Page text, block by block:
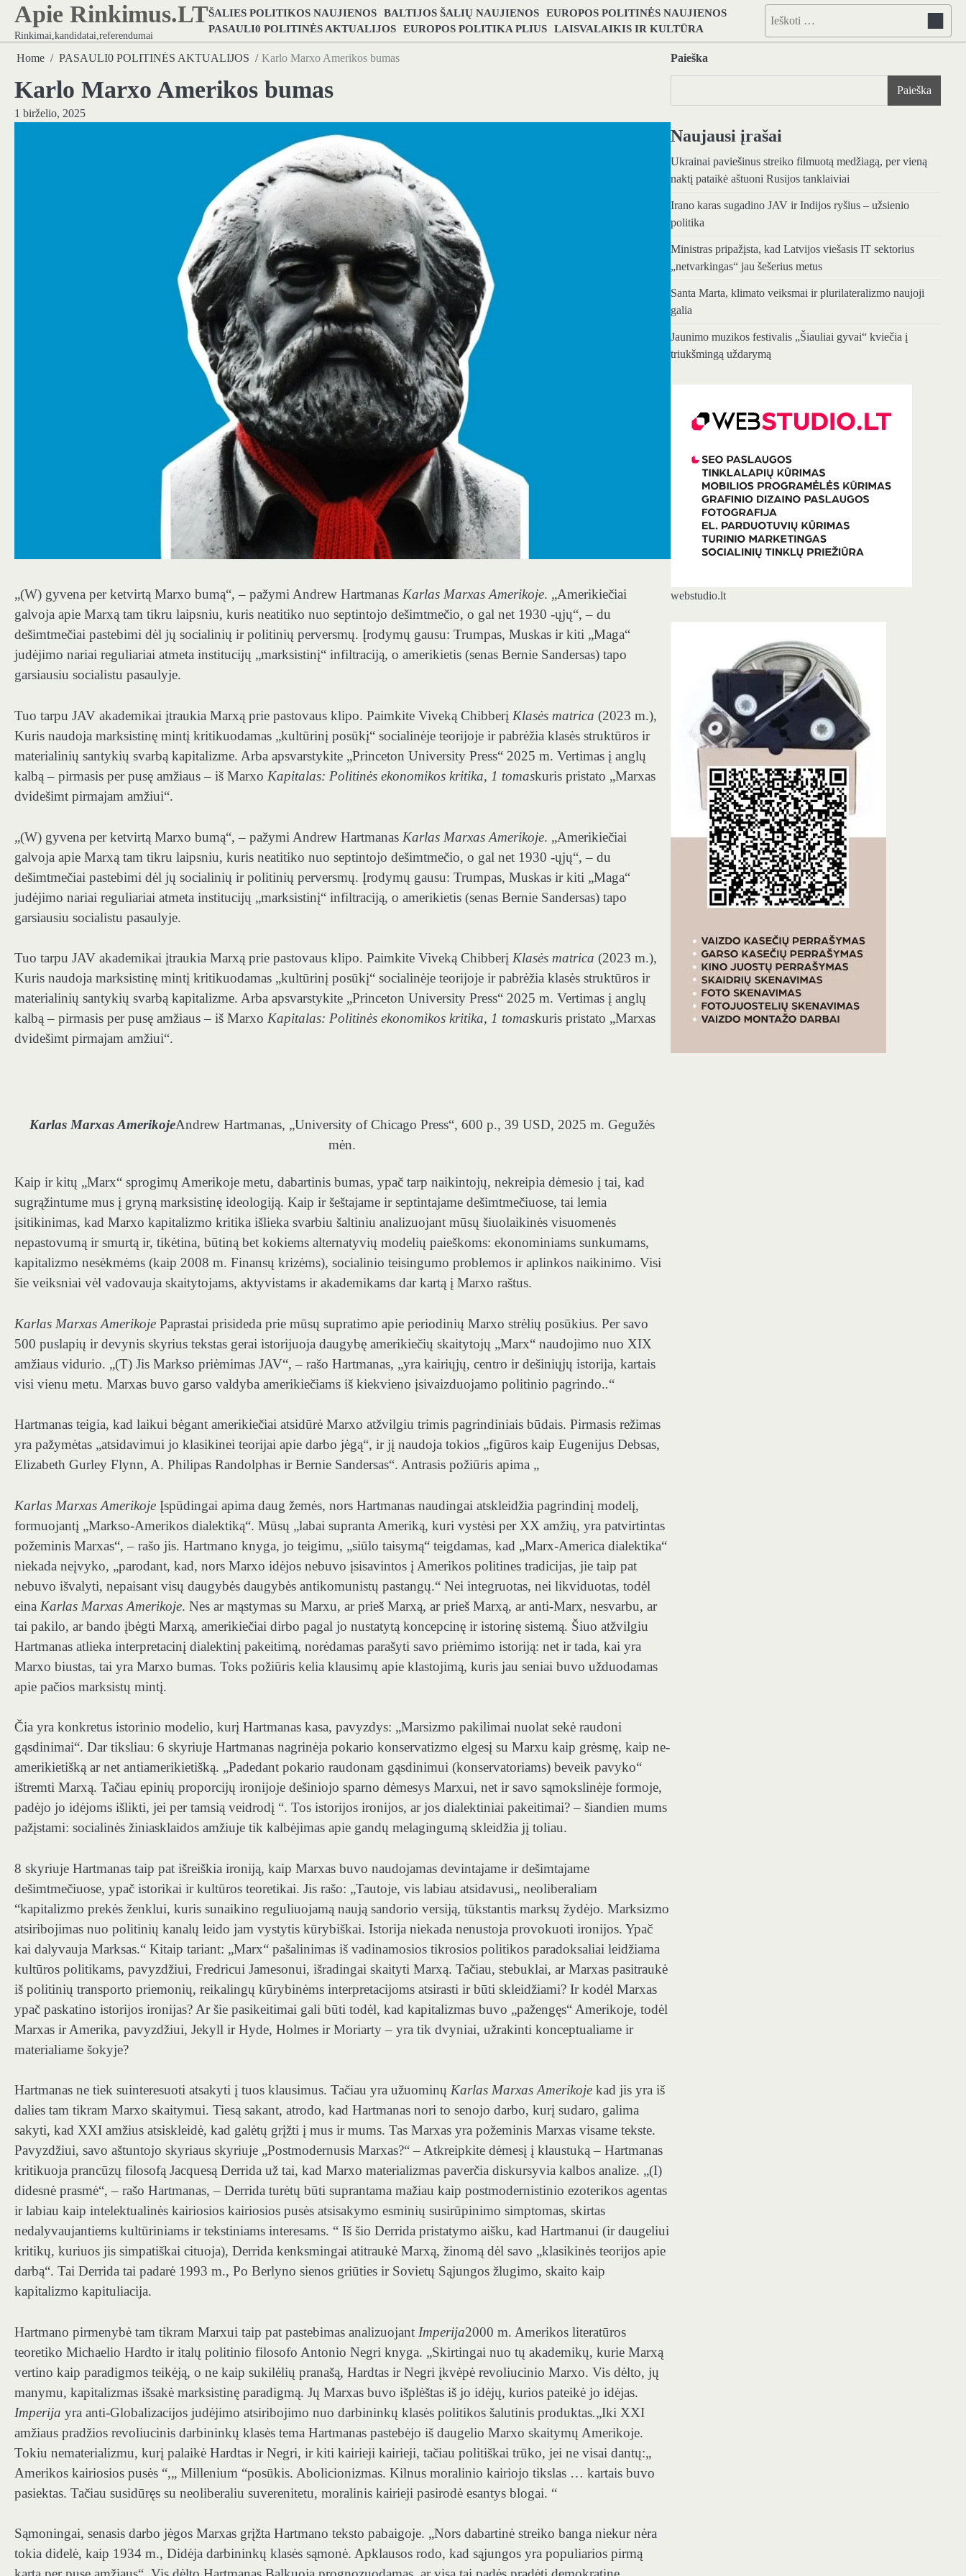
Skip
content
Apie Rinkimus.LT
Rinkimai,kandidatai,referendumai
ŠALIES POLITIKOS NAUJIENOS BALTIJOS ŠALIŲ NAUJIENOS EUROPOS POLITINĖS NAUJIENOS
PASAULI0 POLITINĖS AKTUALIJOS EUROPOS POLITIKA PLIUS LAISVALAIKIS IR KULTŪRA
Ieškoti:
Home PASAULI0 POLITINĖS AKTUALIJOS Karlo Marxo Amerikos bumas
Karlo Marxo Amerikos bumas
1 birželio, 2025
„(W) gyvena per ketvirtą Marxo bumą“, – pažymi Andrew Hartmanas Karlas Marxas Amerikoje. „Amerikiečiai
galvoja apie Marxą tam tikru laipsniu, kuris neatitiko nuo septintojo dešimtmečio, o gal net 1930 -ųjų“, – du
dešimtmečiai pastebimi dėl jų socialinių ir politinių perversmų. Įrodymų gausu: Trumpas, Muskas ir kiti „Maga“
judėjimo nariai reguliariai atmeta institucijų „marksistinį“ infiltraciją, o amerikietis (senas Bernie Sandersas) tapo
garsiausiu socialistu pasaulyje.
Tuo tarpu JAV akademikai įtraukia Marxą prie pastovaus klipo. Paimkite Viveką Chibberį Klasės matrica (2023 m.),
Kuris naudoja marksistinę mintį kritikuodamas „kultūrinį posūkį“ socialinėje teorijoje ir pabrėžia klasės struktūros ir
materialinių santykių svarbą kapitalizme. Arba apsvarstykite „Princeton University Press“ 2025 m. Vertimas į anglų
kalbą – pirmasis per pusę amžiaus – iš Marxo Kapitalas: Politinės ekonomikos kritika, 1 tomaskuris pristato „Marxas
dvidešimt pirmajam amžiui“.
„(W) gyvena per ketvirtą Marxo bumą“, – pažymi Andrew Hartmanas Karlas Marxas Amerikoje. „Amerikiečiai
galvoja apie Marxą tam tikru laipsniu, kuris neatitiko nuo septintojo dešimtmečio, o gal net 1930 -ųjų“, – du
dešimtmečiai pastebimi dėl jų socialinių ir politinių perversmų. Įrodymų gausu: Trumpas, Muskas ir kiti „Maga“
judėjimo nariai reguliariai atmeta institucijų „marksistinį“ infiltraciją, o amerikietis (senas Bernie Sandersas) tapo
garsiausiu socialistu pasaulyje.
Tuo tarpu JAV akademikai įtraukia Marxą prie pastovaus klipo. Paimkite Viveką Chibberį Klasės matrica (2023 m.),
Kuris naudoja marksistinę mintį kritikuodamas „kultūrinį posūkį“ socialinėje teorijoje ir pabrėžia klasės struktūros ir
materialinių santykių svarbą kapitalizme. Arba apsvarstykite „Princeton University Press“ 2025 m. Vertimas į anglų
kalbą – pirmasis per pusę amžiaus – iš Marxo Kapitalas: Politinės ekonomikos kritika, 1 tomaskuris pristato „Marxas
dvidešimt pirmajam amžiui“.
Karlas Marxas AmerikojeAndrew Hartmanas, „University of Chicago Press“, 600 p., 39 USD, 2025 m. Gegužės
mėn.
Kaip ir kitų „Marx“ sprogimų Amerikoje metu, dabartinis bumas, ypač tarp naikintojų, nekreipia dėmesio į tai, kad
sugrąžintume mus į gryną marksistinę ideologiją. Kaip ir šeštajame ir septintajame dešimtmečiuose, tai lemia
įsitikinimas, kad Marxo kapitalizmo kritika išlieka svarbiu šaltiniu analizuojant mūsų šiuolaikinės visuomenės
nepastovumą ir smurtą ir, tikėtina, būtiną bet kokiems alternatyvių modelių paieškoms: ekonominiams sunkumams,
kapitalizmo nesėkmėms (kaip 2008 m. Finansų krizėms), socialinio teisingumo problemos ir aplinkos naikinimo. Visi
šie veiksniai vėl vadovauja skaitytojams, aktyvistams ir akademikams dar kartą į Marxo raštus.
Karlas Marxas Amerikoje Paprastai prisideda prie mūsų supratimo apie periodinių Marxo strėlių posūkius. Per savo
500 puslapių ir devynis skyrius tekstas gerai istorijuoja daugybę amerikiečių skaitytojų „Marx“ naudojimo nuo XIX
amžiaus vidurio. „(T) Jis Markso priėmimas JAV“, – rašo Hartmanas, „yra kairiųjų, centro ir dešiniųjų istorija, kartais
visi vienu metu. Marxas buvo garso valdyba amerikiečiams iš kiekvieno įsivaizduojamo politinio pagrindo..“
Hartmanas teigia, kad laikui bėgant amerikiečiai atsidūrė Marxo atžvilgiu trimis pagrindiniais būdais. Pirmasis režimas
yra pažymėtas „atsidavimui jo klasikinei teorijai apie darbo jėgą“, ir jį naudoja tokios „figūros kaip Eugenijus Debsas,
Elizabeth Gurley Flynn, A. Philipas Randolphas ir Bernie Sandersas“. Antrasis požiūris apima „
Karlas Marxas Amerikoje Įspūdingai apima daug žemės, nors Hartmanas naudingai atskleidžia pagrindinį modelį,
formuojantį „Markso-Amerikos dialektiką“. Mūsų „labai supranta Ameriką, kuri vystėsi per XX amžių, yra patvirtintas
požeminis Marxas“, – rašo jis. Hartmano knyga, jo teigimu, „siūlo taisymą“ teigdamas, kad „Marx-America dialektika“
niekada neįvyko, „parodant, kad, nors Marxo idėjos nebuvo įsisavintos į Amerikos politines tradicijas, jie taip pat
nebuvo išvalyti, nepaisant visų daugybės daugybės antikomunistų pastangų.“ Nei integruotas, nei likviduotas, todėl
eina Karlas Marxas Amerikoje. Nes ar mąstymas su Marxu, ar prieš Marxą, ar prieš Marxą, ar anti-Marx, nesvarbu, ar
tai pakilo, ar bando įbėgti Marxą, amerikiečiai dirbo pagal jo nustatytą koncepcinę ir istorinę sistemą. Šiuo atžvilgiu
Hartmanas atlieka interpretacinį dialektinį pakeitimą, norėdamas parašyti savo priėmimo istoriją: net ir tada, kai yra
Marxo biustas, tai yra Marxo bumas. Toks požiūris kelia klausimų apie klastojimą, kuris jau seniai buvo užduodamas
apie pačios marksistų mintį.
Čia yra konkretus istorinio modelio, kurį Hartmanas kasa, pavyzdys: „Marsizmo pakilimai nuolat sekė raudoni
gąsdinimai“. Dar tiksliau: 6 skyriuje Hartmanas nagrinėja pokario konservatizmo elgesį su Marxu kaip grėsmę, kaip ne-
amerikietišką ar net antiamerikietišką. „Padedant pokario raudonam gąsdinimui (konservatoriams) beveik pavyko“
ištremti Marxą. Tačiau epinių proporcijų ironijoje dešiniojo sparno dėmesys Marxui, net ir savo sąmokslinėje formoje,
padėjo jo idėjoms išlikti, jei per tamsią veidrodį “. Tos istorijos ironijos, ar jos dialektiniai pakeitimai? – šiandien mums
pažįstami: socialinės žiniasklaidos amžiuje tik kalbėjimas apie gandų melagingumą skleidžia jį toliau.
8 skyriuje Hartmanas taip pat išreiškia ironiją, kaip Marxas buvo naudojamas devintajame ir dešimtajame
dešimtmečiuose, ypač istorikai ir kultūros teoretikai. Jis rašo: „Tautoje, vis labiau atsidavusi„ neoliberaliam
“kapitalizmo prekės ženklui, kuris sunaikino reguliuojamą naują sandorio versiją, tūkstantis marksų žydėjo. Marksizmo
atsiribojimas nuo politinių kanalų leido jam vystytis kūrybiškai. Istorija niekada nenustoja provokuoti ironijos. Ypač
kai dalyvauja Marksas.“ Kitaip tariant: „Marx“ pašalinimas iš vadinamosios tikrosios politikos paradoksaliai leidžiama
kultūros politikams, pavyzdžiui, Fredricui Jamesonui, išradingai skaityti Marxą. Tačiau, stebuklai, ar Marxas pasitraukė
iš politinių transporto priemonių, reikalingų kūrybinėms interpretacijoms atsirasti ir būti skleidžiami? Ir kodėl Marxas
ypač paskatino istorijos ironijas? Ar šie pasikeitimai gali būti todėl, kad kapitalizmas buvo „pažengęs“ Amerikoje, todėl
Marxas ir Amerika, pavyzdžiui, Jekyll ir Hyde, Holmes ir Moriarty – yra tik dvyniai, užrakinti konceptualiame ir
materialiame šokyje?
Hartmanas ne tiek suinteresuoti atsakyti į tuos klausimus. Tačiau yra užuominų Karlas Marxas Amerikoje kad jis yra iš
dalies tam tikram Marxo skaitymui. Tiesą sakant, atrodo, kad Hartmanas nori to senojo darbo, kurį sudaro, galima
sakyti, kad XXI amžius atsiskleidė, kad galėtų grįžti į mus ir mums. Tas Marxas yra požeminis Marxas visame tekste.
Pavyzdžiui, savo aštuntojo skyriaus skyriuje „Postmodernusis Marxas?“ – Atkreipkite dėmesį į klaustuką – Hartmanas
kritikuoja prancūzų filosofą Jacquesą Derrida už tai, kad Marxo materializmas paverčia diskursyvia kalbos analize. „(I)
didesnė prasmė“, – rašo Hartmanas, – Derrida turėtų būti suprantama mažiau kaip postmodernistinio ezoterikos agentas
ir labiau kaip intelektualinės kairiosios kairiosios pusės atsisakymo esminių susirūpinimo simptomas, skirtas
nedalyvaujantiems kultūriniams ir tekstiniams interesams. “ Iš šio Derrida pristatymo aišku, kad Hartmanui (ir daugeliui
kritikų, kuriuos jis simpatiškai cituoja), Derrida kenksmingai atitraukė Marxą, žinomą dėl savo „klasikinės teorijos apie
darbą“. Tai Derrida tai padarė 1993 m., Po Berlyno sienos griūties ir Sovietų Sąjungos žlugimo, skaito kaip
kapitalizmo kapituliacija.
Hartmano pirmenybė tam tikram Marxui taip pat pastebimas analizuojant Imperija2000 m. Amerikos literatūros
teoretiko Michaelio Hardto ir italų politinio filosofo Antonio Negri knyga. „Skirtingai nuo tų akademikų, kurie Marxą
vertino kaip paradigmos teikėją, o ne kaip sukilėlių pranašą, Hardtas ir Negri įkvėpė revoliucinio Marxo. Vis dėlto, jų
manymu, kapitalizmas išsakė marksistinę paradigmą. Jų Marxas buvo išplėštas iš jo idėjų, kurios pateikė jo idėjas.
Imperija yra anti-Globalizacijos judėjimo atsiribojimo nuo darbininkų klasės politikos šalutinis produktas.„Iki XXI
amžiaus pradžios revoliucinis darbininkų klasės tema Hartmanas pastebėjo iš daugelio Marxo skaitymų Amerikoje.
Tokiu nematerializmu, kurį palaikė Hardtas ir Negri, ir kiti kairieji kairieji, tačiau politiškai trūko, jei ne visai dantų:„
Amerikos kairiosios pusės “,„ Millenium “posūkis. Abolicionizmas. Kilnus moralinio kairiojo tikslas … kartais buvo
pasiektas. Tačiau susidūręs su neoliberaliu suverenitetu, moralinis kairieji pasirodė esantys blogai. “
Sąmoningai, senasis darbo jėgos Marxas grįžta Hartmano teksto pabaigoje. „Nors dabartinė streiko banga niekur nėra
tokia didelė, kaip 1934 m., Didėja darbininkų klasės sąmonė. Apklausos rodo, kad sąjungos yra populiarios pirmą
Paieška
Paieška
Naujausi įrašai
Ukrainai paviešinus streiko filmuotą medžiagą, per vieną
naktį pataikė aštuoni Rusijos tanklaiviai
Irano karas sugadino JAV ir Indijos ryšius – užsienio
politika
Ministras pripažįsta, kad Latvijos viešasis IT sektorius
„netvarkingas“ jau šešerius metus
Santa Marta, klimato veiksmai ir plurilateralizmo naujoji
galia
Jaunimo muzikos festivalis „Šiauliai gyvai“ kviečia į
triukšmingą uždarymą
webstudio.lt